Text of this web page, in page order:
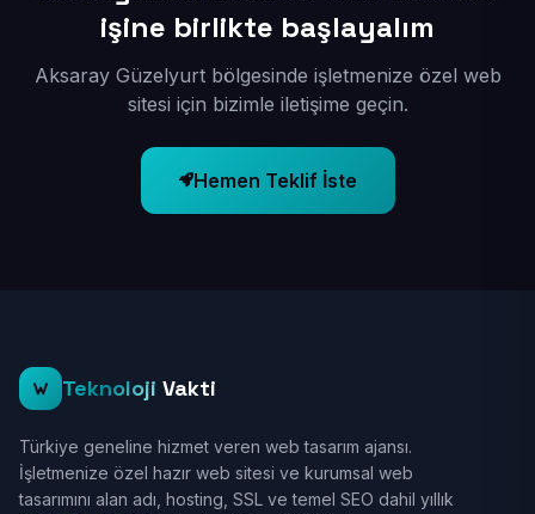
işine birlikte başlayalım
Aksaray Güzelyurt bölgesinde işletmenize özel web
sitesi için bizimle iletişime geçin.
Hemen Teklif İste
Teknoloji Vakti
Türkiye geneline hizmet veren web tasarım ajansı.
İşletmenize özel hazır web sitesi ve kurumsal web
tasarımını alan adı, hosting, SSL ve temel SEO dahil yıllık